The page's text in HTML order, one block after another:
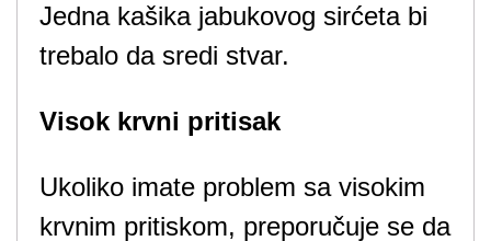
Jedna kašika jabukovog sirćeta bi
trebalo da sredi stvar.
Visok krvni pritisak
Ukoliko imate problem sa visokim
krvnim pritiskom, preporučuje se da